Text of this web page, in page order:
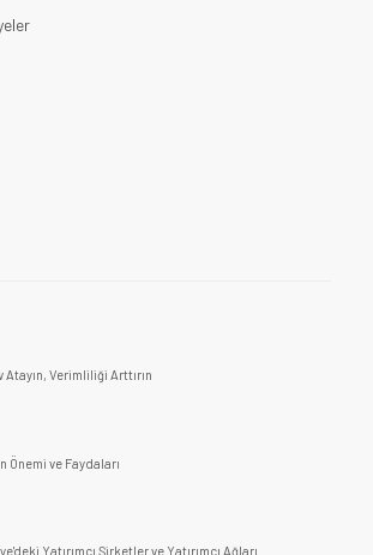
Atayın, Verimliliği Arttırın
Önemi ve Faydaları
Yatırımcı Şirketler ve Yatırımcı Ağları